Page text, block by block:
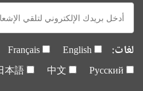
E-
mail:
لغات: English
Français
Русский
中文
本語